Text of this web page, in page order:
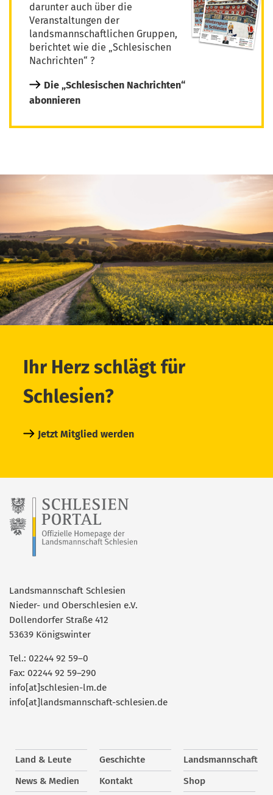
darunter auch über die
Veranstaltungen der
landsmannschaftlichen Gruppen,
berichtet wie die „Schlesischen
Nachrichten“ ?
Die „Schlesischen Nachrichten“
abonnieren
Ihr Herz schlägt für
Schlesien?
Jetzt Mitglied werden
Landsmannschaft Schlesien
Nieder- und Oberschlesien e.V.
Dollendorfer Straße 412
53639 Königswinter
Tel.: 02244 92 59–0
Fax: 02244 92 59–290
info[at]schlesien-lm.de
info[at]landsmannschaft-schlesien.de
Land & Leute Geschichte
Landsmannschaft
News & Medien
Kontakt Shop